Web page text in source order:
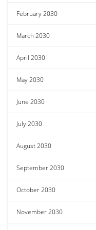
February 2030
March 2030
April 2030
May 2030
June 2030
July 2030
August 2030
September 2030
October 2030
November 2030